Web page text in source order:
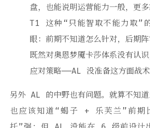
盘，也能说明运营能力一般，更
T1 这种“只能智取不能力取”
眼：前期不知道怎么针对，后期阵
既然对奥恩梦魇卡莎体系没有认
应对策略——AL 没准备这方面战术
另外 AL 的中野也有问题。就算不知道
也应该知道“蝎子 + 乐芙兰”前